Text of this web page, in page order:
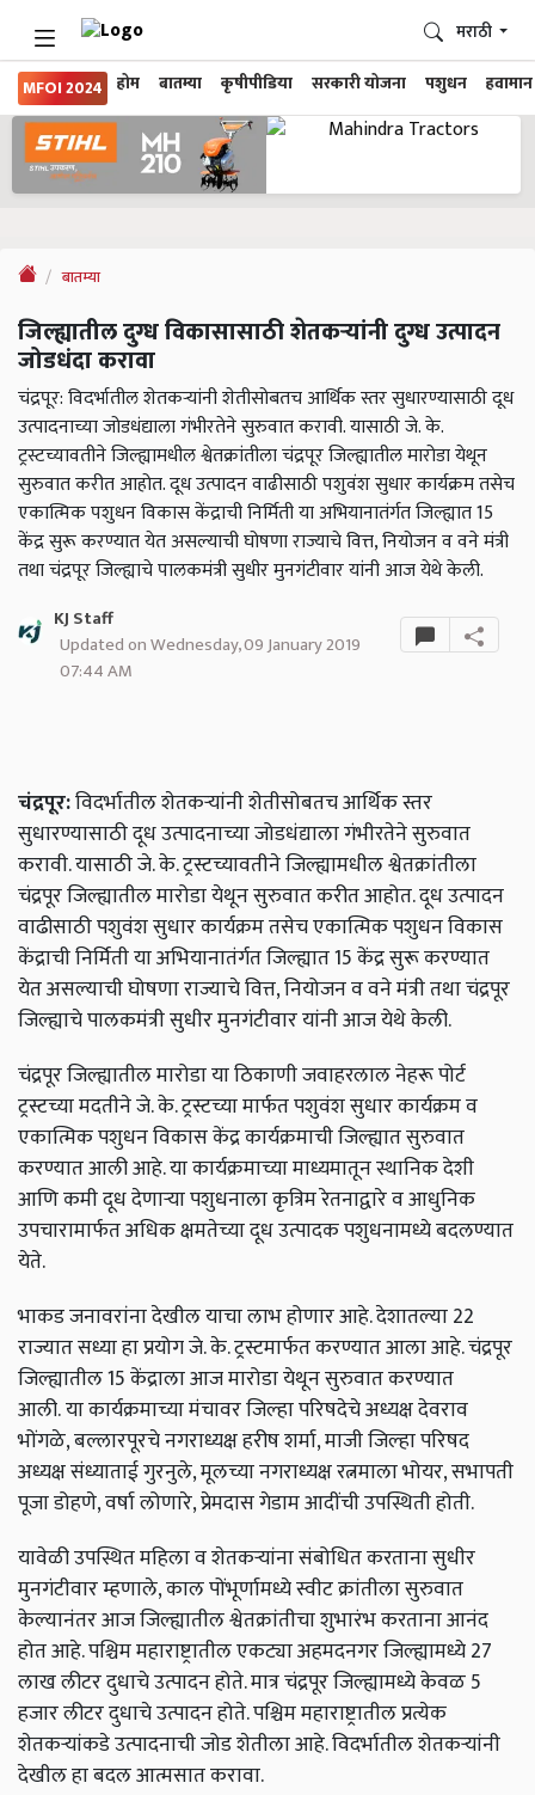
MFOI 2024 होम बातम्या कृषीपीडिया सरकारी योजना पशुधन हवामान
मराठी
बातम्या
जिल्ह्यातील दुग्ध विकासासाठी शेतकऱ्यांनी दुग्ध उत्पादन
जोडधंदा करावा
चंद्रपूर: विदर्भातील शेतकऱ्यांनी शेतीसोबतच आर्थिक स्तर सुधारण्यासाठी दूध
उत्पादनाच्या जोडधंद्याला गंभीरतेने सुरुवात करावी. यासाठी जे. के.
ट्रस्टच्यावतीने जिल्ह्यामधील श्वेतक्रांतीला चंद्रपूर जिल्ह्यातील मारोडा येथून
सुरुवात करीत आहोत. दूध उत्पादन वाढीसाठी पशुवंश सुधार कार्यक्रम तसेच
एकात्मिक पशुधन विकास केंद्राची निर्मिती या अभियानातंर्गत जिल्ह्यात 15
केंद्र सुरू करण्यात येत असल्याची घोषणा राज्याचे वित्त, नियोजन व वने मंत्री
तथा चंद्रपूर जिल्ह्याचे पालकमंत्री सुधीर मुनगंटीवार यांनी आज येथे केली.
KJ Staff
Updated on Wednesday, 09 January 2019
07:44 AM
चंद्रपूर:विदर्भातील शेतकऱ्यांनी शेतीसोबतच आर्थिक स्तर
सुधारण्यासाठी दूध उत्पादनाच्या जोडधंद्याला गंभीरतेने सुरुवात
करावी. यासाठी जे. के. ट्रस्टच्यावतीने जिल्ह्यामधील श्वेतक्रांतीला
चंद्रपूर जिल्ह्यातील मारोडा येथून सुरुवात करीत आहोत. दूध उत्पादन
वाढीसाठी पशुवंश सुधार कार्यक्रम तसेच एकात्मिक पशुधन विकास
केंद्राची निर्मिती या अभियानातंर्गत जिल्ह्यात 15 केंद्र सुरू करण्यात
येत असल्याची घोषणा राज्याचे वित्त, नियोजन व वने मंत्री तथा चंद्रपूर
जिल्ह्याचे पालकमंत्री सुधीर मुनगंटीवार यांनी आज येथे केली.
चंद्रपूर जिल्ह्यातील मारोडा या ठिकाणी जवाहरलाल नेहरू पोर्ट
ट्रस्टच्या मदतीने जे. के. ट्रस्टच्या मार्फत पशुवंश सुधार कार्यक्रम व
एकात्मिक पशुधन विकास केंद्र कार्यक्रमाची जिल्ह्यात सुरुवात
करण्यात आली आहे. या कार्यक्रमाच्या माध्यमातून स्थानिक देशी
आणि कमी दूध देणाऱ्या पशुधनाला कृत्रिम रेतनाद्वारे व आधुनिक
उपचारामार्फत अधिक क्षमतेच्या दूध उत्पादक पशुधनामध्ये बदलण्यात
येते.
भाकड जनावरांना देखील याचा लाभ होणार आहे. देशातल्या 22
राज्यात सध्या हा प्रयोग जे. के. ट्रस्टमार्फत करण्यात आला आहे. चंद्रपूर
जिल्ह्यातील 15 केंद्राला आज मारोडा येथून सुरुवात करण्यात
आली.या कार्यक्रमाच्या मंचावर जिल्हा परिषदेचे अध्यक्ष देवराव
भोंगळे, बल्लारपूरचे नगराध्यक्ष हरीष शर्मा, माजी जिल्हा परिषद
अध्यक्ष संध्याताई गुरनुले, मूलच्या नगराध्यक्ष रत्नमाला भोयर, सभापती
पूजा डोहणे, वर्षा लोणारे, प्रेमदास गेडाम आदींची उपस्थिती होती.
यावेळी उपस्थित महिला व शेतकऱ्यांना संबोधित करताना सुधीर
मुनगंटीवार म्हणाले, काल पोंभूर्णामध्ये स्वीट क्रांतीला सुरुवात
केल्यानंतर आज जिल्ह्यातील श्वेतक्रांतीचा शुभारंभ करताना आनंद
होत आहे. पश्चिम महाराष्ट्रातील एकट्या अहमदनगर जिल्ह्यामध्ये 27
लाख लीटर दुधाचे उत्पादन होते. मात्र चंद्रपूर जिल्ह्यामध्ये केवळ 5
हजार लीटर दुधाचे उत्पादन होते. पश्चिम महाराष्ट्रातील प्रत्येक
शेतकऱ्यांकडे उत्पादनाची जोड शेतीला आहे. विदर्भातील शेतकऱ्यांनी
देखील हा बदल आत्मसात करावा.